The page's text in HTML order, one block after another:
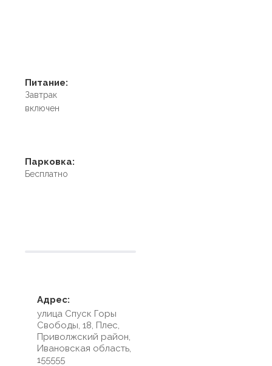
Питание:
Завтрак
включен
Парковка:
Бесплатно
Адрес:
улица Спуск Горы
Свободы, 18, Плес,
Приволжский район,
Ивановская область,
155555